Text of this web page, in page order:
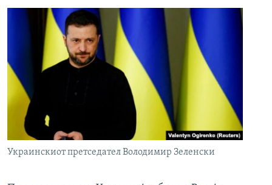
Украинскиот претседател Володимир Зеленски